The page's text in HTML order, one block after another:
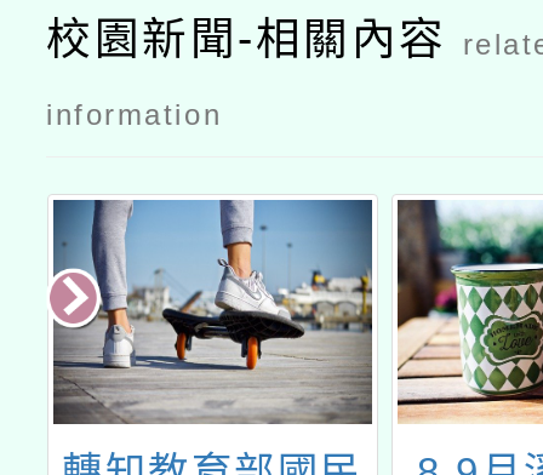
校園新聞-相關內容
information